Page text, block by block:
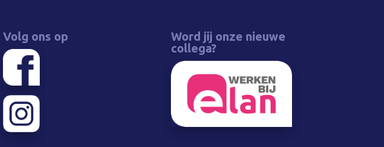
Volg ons op
Word jij onze nieuwe
collega?